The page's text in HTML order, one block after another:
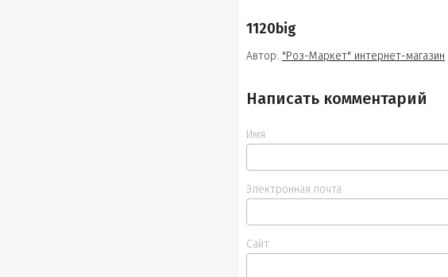
1120big
Автор: "Роз-Маркет" интернет-магазин
Написать комментарий
Имя
Электронная почта
Сайт